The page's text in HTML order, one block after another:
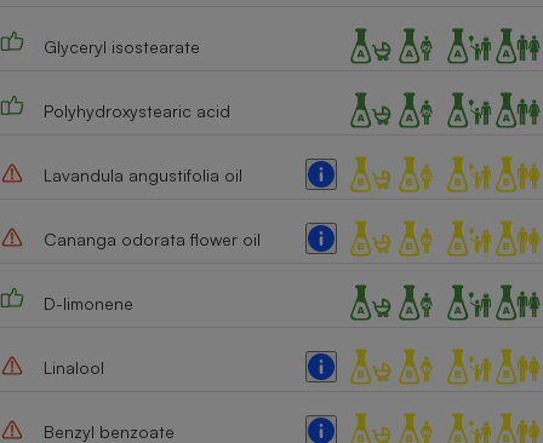
Glyceryl isostearate
Polyhydroxystearic acid
Lavandula angustifolia oil
Cananga odorata flower oil
D-limonene
Linalool
Benzyl benzoate